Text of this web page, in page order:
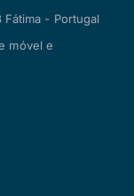
Fátima - Portugal
móvel e